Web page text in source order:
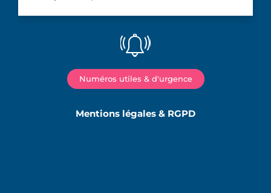
Numéros utiles & d'urgence
Mentions légales & RGPD